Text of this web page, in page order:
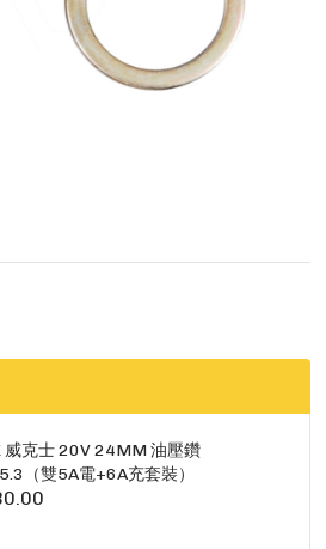
威克士 20V 24MM 油壓鑽
（雙5A電+6A充套裝）